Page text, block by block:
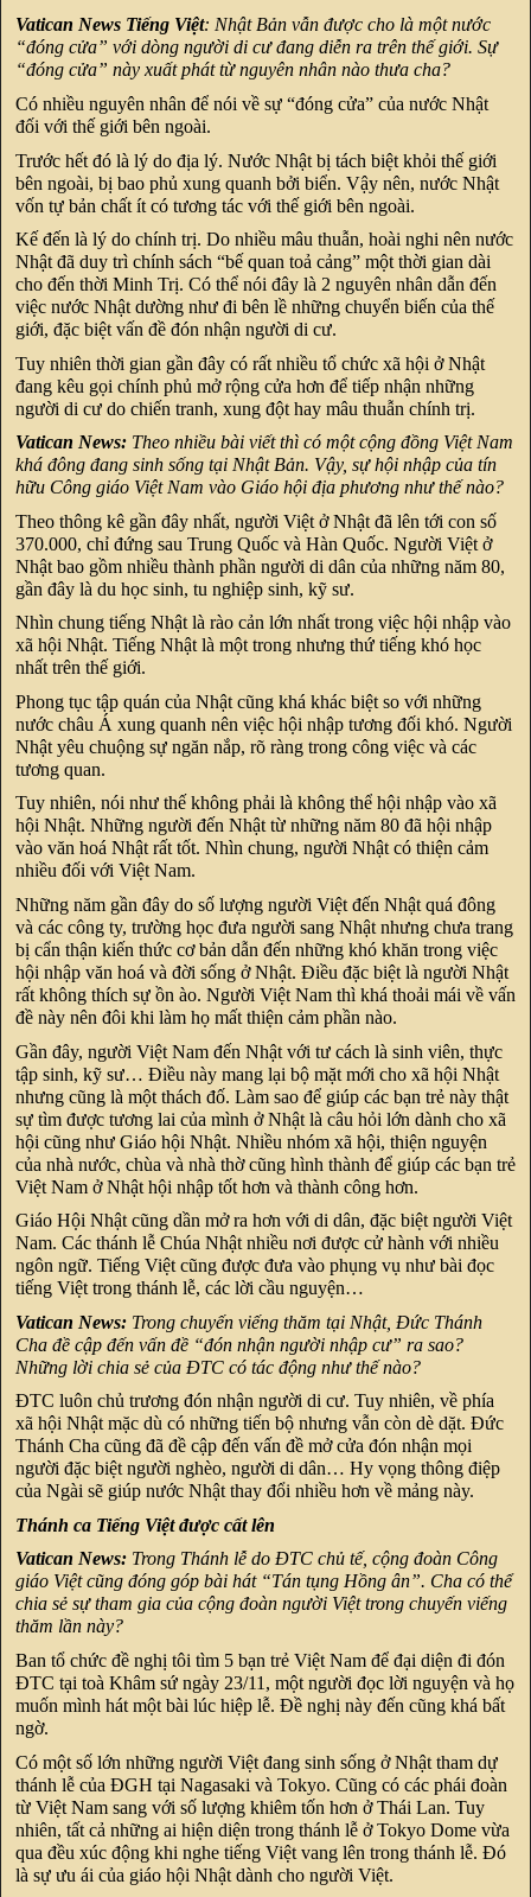
Vatican News Tiếng Việt: Nhật Bản vẫn được cho là một nước
“đóng cửa” với dòng người di cư đang diễn ra trên thế giới. Sự
“đóng cửa” này xuất phát từ nguyên nhân nào thưa cha?
Có nhiều nguyên nhân để nói về sự “đóng cửa” của nước Nhật
đối với thế giới bên ngoài.
Trước hết đó là lý do địa lý. Nước Nhật bị tách biệt khỏi thế giới
bên ngoài, bị bao phủ xung quanh bởi biển. Vậy nên, nước Nhật
vốn tự bản chất ít có tương tác với thế giới bên ngoài.
Kế đến là lý do chính trị. Do nhiều mâu thuẫn, hoài nghi nên nước
Nhật đã duy trì chính sách “bế quan toả cảng” một thời gian dài
cho đến thời Minh Trị. Có thể nói đây là 2 nguyên nhân dẫn đến
việc nước Nhật dường như đi bên lề những chuyển biến của thế
giới, đặc biệt vấn đề đón nhận người di cư.
Tuy nhiên thời gian gần đây có rất nhiều tổ chức xã hội ở Nhật
đang kêu gọi chính phủ mở rộng cửa hơn để tiếp nhận những
người di cư do chiến tranh, xung đột hay mâu thuẫn chính trị.
Vatican News: Theo nhiều bài viết thì có một cộng đồng Việt Nam
khá đông đang sinh sống tại Nhật Bản. Vậy, sự hội nhập của tín
hữu Công giáo Việt Nam vào Giáo hội địa phương như thế nào?
Theo thông kê gần đây nhất, người Việt ở Nhật đã lên tới con số
370.000, chỉ đứng sau Trung Quốc và Hàn Quốc. Người Việt ở
Nhật bao gồm nhiều thành phần người di dân của những năm 80,
gần đây là du học sinh, tu nghiệp sinh, kỹ sư.
Nhìn chung tiếng Nhật là rào cản lớn nhất trong việc hội nhập vào
xã hội Nhật. Tiếng Nhật là một trong nhưng thứ tiếng khó học
nhất trên thế giới.
Phong tục tập quán của Nhật cũng khá khác biệt so với những
nước châu Á xung quanh nên việc hội nhập tương đối khó. Người
Nhật yêu chuộng sự ngăn nắp, rõ ràng trong công việc và các
tương quan.
Tuy nhiên, nói như thế không phải là không thể hội nhập vào xã
hội Nhật. Những người đến Nhật từ những năm 80 đã hội nhập
vào văn hoá Nhật rất tốt. Nhìn chung, người Nhật có thiện cảm
nhiều đối với Việt Nam.
Những năm gần đây do số lượng người Việt đến Nhật quá đông
và các công ty, trường học đưa người sang Nhật nhưng chưa trang
bị cẩn thận kiến thức cơ bản dẫn đến những khó khăn trong việc
hội nhập văn hoá và đời sống ở Nhật. Điều đặc biệt là người Nhật
rất không thích sự ồn ào. Người Việt Nam thì khá thoải mái về vấn
đề này nên đôi khi làm họ mất thiện cảm phần nào.
Gần đây, người Việt Nam đến Nhật với tư cách là sinh viên, thực
tập sinh, kỹ sư… Điều này mang lại bộ mặt mới cho xã hội Nhật
nhưng cũng là một thách đố. Làm sao để giúp các bạn trẻ này thật
sự tìm được tương lai của mình ở Nhật là câu hỏi lớn dành cho xã
hội cũng như Giáo hội Nhật. Nhiều nhóm xã hội, thiện nguyện
của nhà nước, chùa và nhà thờ cũng hình thành để giúp các bạn trẻ
Việt Nam ở Nhật hội nhập tốt hơn và thành công hơn.
Giáo Hội Nhật cũng dần mở ra hơn với di dân, đặc biệt người Việt
Nam. Các thánh lễ Chúa Nhật nhiều nơi được cử hành với nhiều
ngôn ngữ. Tiếng Việt cũng được đưa vào phụng vụ như bài đọc
tiếng Việt trong thánh lễ, các lời cầu nguyện…
Vatican News: Trong chuyến viếng thăm tại Nhật, Đức Thánh
Cha đề cập đến vấn đề “đón nhận người nhập cư” ra sao?
Những lời chia sẻ của ĐTC có tác động như thế nào?
ĐTC luôn chủ trương đón nhận người di cư. Tuy nhiên, về phía
xã hội Nhật mặc dù có những tiến bộ nhưng vẫn còn dè dặt. Đức
Thánh Cha cũng đã đề cập đến vấn đề mở cửa đón nhận mọi
người đặc biệt người nghèo, người di dân… Hy vọng thông điệp
của Ngài sẽ giúp nước Nhật thay đổi nhiều hơn về mảng này.
Thánh ca Tiếng Việt được cất lên
Vatican News: Trong Thánh lễ do ĐTC chủ tế, cộng đoàn Công
giáo Việt cũng đóng góp bài hát “Tán tụng Hồng ân”. Cha có thể
chia sẻ sự tham gia của cộng đoàn người Việt trong chuyến viếng
thăm lần này?
Ban tổ chức đề nghị tôi tìm 5 bạn trẻ Việt Nam để đại diện đi đón
ĐTC tại toà Khâm sứ ngày 23/11, một người đọc lời nguyện và họ
muốn mình hát một bài lúc hiệp lễ. Đề nghị này đến cũng khá bất
ngờ.
Có một số lớn những người Việt đang sinh sống ở Nhật tham dự
thánh lễ của ĐGH tại Nagasaki và Tokyo. Cũng có các phái đoàn
từ Việt Nam sang với số lượng khiêm tốn hơn ở Thái Lan. Tuy
nhiên, tất cả những ai hiện diện trong thánh lễ ở Tokyo Dome vừa
qua đều xúc động khi nghe tiếng Việt vang lên trong thánh lễ. Đó
là sự ưu ái của giáo hội Nhật dành cho người Việt.